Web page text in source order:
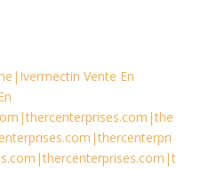
Vente En